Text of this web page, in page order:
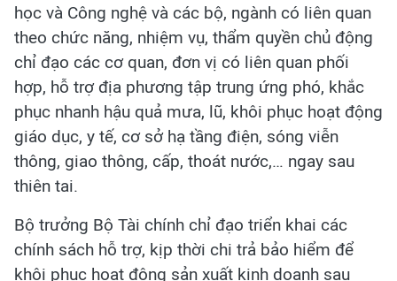
học và Công nghệ và các bộ, ngành có liên quan
theo chức năng, nhiệm vụ, thẩm quyền chủ động
chỉ đạo các cơ quan, đơn vị có liên quan phối
hợp, hỗ trợ địa phương tập trung ứng phó, khắc
phục nhanh hậu quả mưa, lũ, khôi phục hoạt động
giáo dục, y tế, cơ sở hạ tầng điện, sóng viễn
thông, giao thông, cấp, thoát nước,… ngay sau
thiên tai.
Bộ trưởng Bộ Tài chính chỉ đạo triển khai các
chính sách hỗ trợ, kịp thời chi trả bảo hiểm để
khôi phục hoạt động sản xuất kinh doanh sau